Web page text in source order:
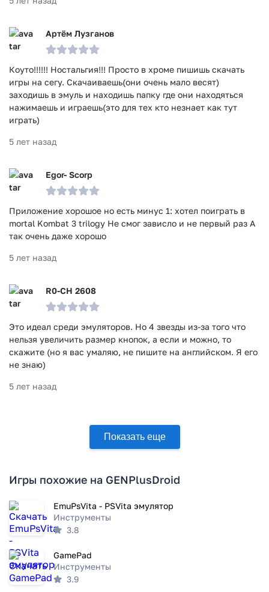
Артём Лузганов
Коуто!!!!!! Ностальгия!!! Просто в хроме пишишь скачать
игры на сегу. Скачаиваешь(они очень мало весят)
заходишь в эмуль и находишь папку где они находяться
нажимаешь и играешь(это для тех кто незнает как тут
играть)
5 лет назад
Egor- Scorp
Приложение хорошое но есть минус 1: хотел поиграть в
mortal Kombat 3 trilogy Не смог зависло и не первый раз А
так очень даже хорошо
5 лет назад
R0-CH 2608
Это идеал среди эмуляторов. Но 4 звезды из-за того что
нельзя увеличить размер кнопок, а если и можно, то
скажите (но я вас умаляю, не пишите на английском. Я его
не знаю)
5 лет назад
Показать еще
Игры похожие на GENPlusDroid
EmuPsVita - PSVita эмулятор
Инструменты
3.8
GamePad
Инструменты
3.9